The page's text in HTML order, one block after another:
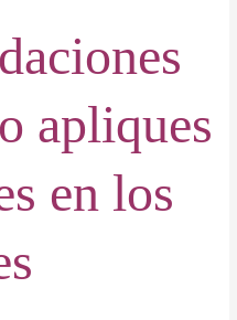
apliques
en los